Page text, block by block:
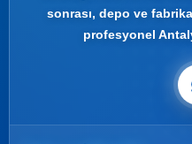
sonrası, depo ve
profesyonel